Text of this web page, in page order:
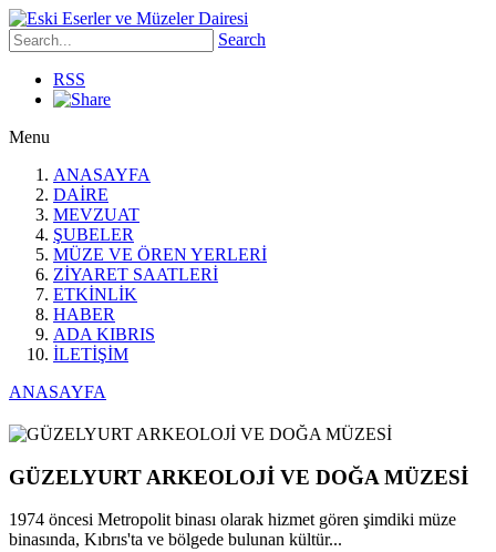
Search
RSS
Menu
ANASAYFA
DAİRE
MEVZUAT
ŞUBELER
MÜZE VE ÖREN YERLERİ
ZİYARET SAATLERİ
ETKİNLİK
HABER
ADA KIBRIS
İLETİŞİM
ANASAYFA
GÜZELYURT ARKEOLOJİ VE DOĞA MÜZESİ
1974 öncesi Metropolit binası olarak hizmet gören şimdiki müze
binasında, Kıbrıs'ta ve bölgede bulunan kültür...